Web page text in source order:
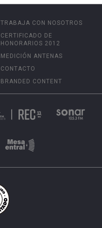
TRABAJA CON NOSOTROS
CERTIFICADO DE
HONORARIOS 2012
MEDICIÓN ANTENAS
CONTACTO
BRANDED CONTENT